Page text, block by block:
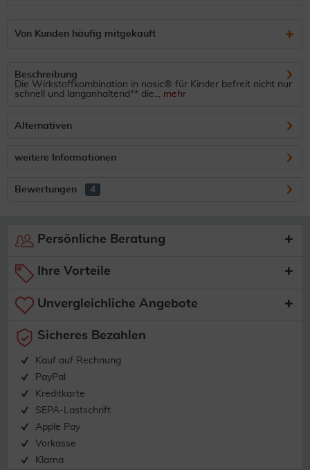
Von Kunden häufig mitgekauft
Beschreibung
Die Wirkstoffkombination in nasic® für Kinder befreit nicht nur
schnell und langanhaltend** die... mehr
Alternativen
weitere Informationen
Bewertungen 4
Persönliche Beratung
Ihre Vorteile
Unvergleichliche Angebote
Sicheres Bezahlen
Kauf auf Rechnung
PayPal
Kreditkarte
SEPA-Lastschrift
Apple Pay
Vorkasse
Klarna